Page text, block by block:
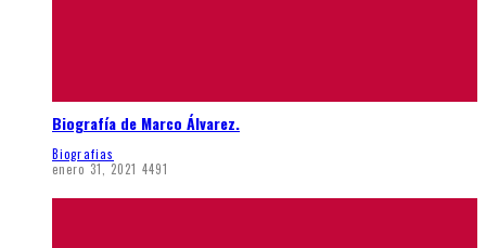
Biografía de Marco Álvarez.
Biografias
enero 31, 2021 4491